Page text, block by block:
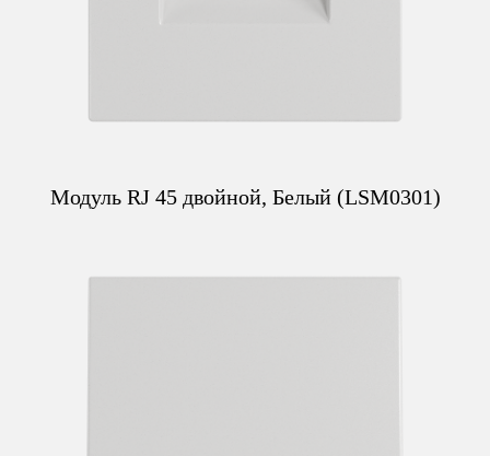
Модуль RJ 45 двойной, Белый (LSM0301)